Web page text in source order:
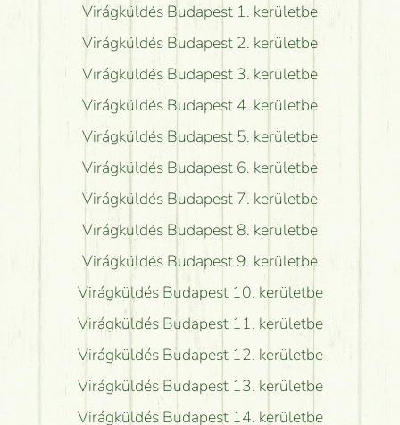
Virágküldés Budapest 1. kerületbe
Virágküldés Budapest 2. kerületbe
Virágküldés Budapest 3. kerületbe
Virágküldés Budapest 4. kerületbe
Virágküldés Budapest 5. kerületbe
Virágküldés Budapest 6. kerületbe
Virágküldés Budapest 7. kerületbe
Virágküldés Budapest 8. kerületbe
Virágküldés Budapest 9. kerületbe
Virágküldés Budapest 10. kerületbe
Virágküldés Budapest 11. kerületbe
Virágküldés Budapest 12. kerületbe
Virágküldés Budapest 13. kerületbe
Virágküldés Budapest 14. kerületbe